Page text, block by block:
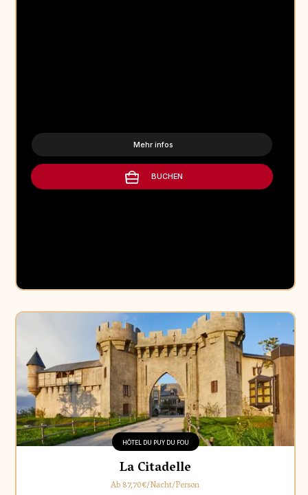
Mehr infos
BUCHEN
HÔTEL DU PUY DU FOU
La Citadelle
Ab 87,70€/Nacht/Person